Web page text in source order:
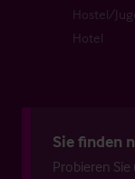
Hostel/
Hotel
Sie finden
Probieren Sie